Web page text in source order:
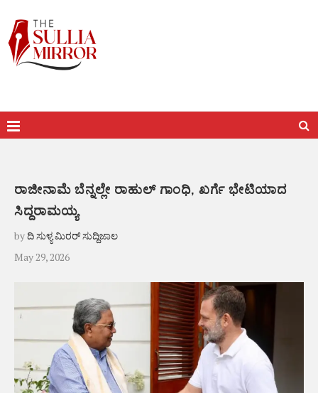
ರಾಜೀನಾಮೆ ಬೆನ್ನಲ್ಲೇ ರಾಹುಲ್ ಗಾಂಧಿ, ಖರ್ಗೆ ಭೇಟಿಯಾದ
ಸಿದ್ದರಾಮಯ್ಯ
byದಿ ಸುಳ್ಯ ಮಿರರ್ ಸುದ್ದಿಜಾಲ
May 29, 2026